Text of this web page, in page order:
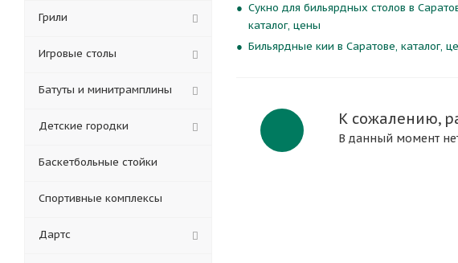
Сукно для бильярдных столов в
каталог, цены
Бильярдные кии в Саратове, каталог,
К сожалению,
В данный момент
Грили
Игровые столы
Батуты и минитрамплины
Детские городки
Баскетбольные стойки
Спортивные комплексы
Дартс